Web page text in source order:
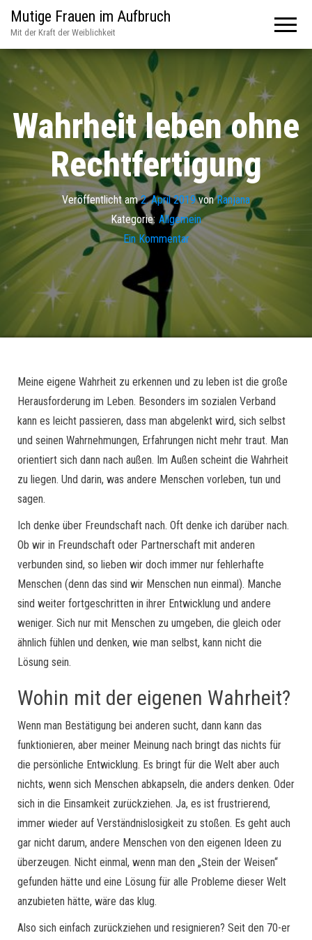
Mutige Frauen im Aufbruch
Mit der Kraft der Weiblichkeit
Wahrheit leben ohne
Rechtfertigung
Veröffentlicht am2. April 2019vonRanjana
Kategorie: Allgemein
Ein Kommentar
Meine eigene Wahrheit zu erkennen und zu leben ist die große
Herausforderung im Leben. Besonders im sozialen Verband
kann es leicht passieren, dass man abgelenkt wird, sich selbst
und seinen Wahrnehmungen, Erfahrungen nicht mehr traut. Man
orientiert sich dann nach außen. Im Außen scheint die Wahrheit
zu liegen. Und darin, was andere Menschen vorleben, tun und
sagen.
Ich denke über Freundschaft nach. Oft denke ich darüber nach.
Ob wir in Freundschaft oder Partnerschaft mit anderen
verbunden sind, so lieben wir doch immer nur fehlerhafte
Menschen (denn das sind wir Menschen nun einmal). Manche
sind weiter fortgeschritten in ihrer Entwicklung und andere
weniger. Sich nur mit Menschen zu umgeben, die gleich oder
ähnlich fühlen und denken, wie man selbst, kann nicht die
Lösung sein.
Wohin mit der eigenen Wahrheit?
Wenn man Bestätigung bei anderen sucht, dann kann das
funktionieren, aber meiner Meinung nach bringt das nichts für
die persönliche Entwicklung. Es bringt für die Welt aber auch
nichts, wenn sich Menschen abkapseln, die anders denken. Oder
sich in die Einsamkeit zurückziehen. Ja, es ist frustrierend,
immer wieder auf Verständnislosigkeit zu stoßen. Es geht auch
gar nicht darum, andere Menschen von den eigenen Ideen zu
überzeugen. Nicht einmal, wenn man den „Stein der Weisen“
gefunden hätte und eine Lösung für alle Probleme dieser Welt
anzubieten hätte, wäre das klug.
Also sich einfach zurückziehen und resignieren? Seit den 70-er